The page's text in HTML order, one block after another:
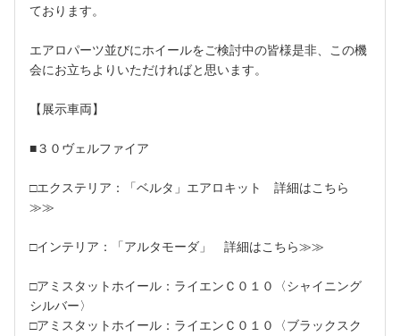
ております。
エアロパーツ並びにホイールをご検討中の皆様是非、この機
会にお立ちよりいただければと思います。
【展示車両】
■３０ヴェルファイア
□エクステリア：「ベルタ」エアロキット 詳細はこちら
≫≫
□インテリア：「アルタモーダ」 詳細はこちら≫≫
□アミスタットホイール：ライエンＣ０１０〈シャイニング
シルバー〉
□アミスタットホイール：ライエンＣ０１０〈ブラックスク